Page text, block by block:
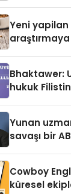
Yeni yapilan
Sindirildiğini
Bhaktawer:
hukuk
Yunan
savaşı bir
Cowboy
küresel